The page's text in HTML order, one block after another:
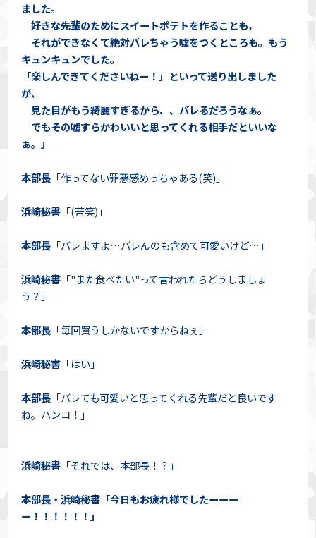
ました。
好きな先輩のためにスイートポテトを作ることも，
それができなくて絶対バレちゃう嘘をつくところも。もう
キュンキュンでした。
「楽しんできてくださいねー！」といって送り出しました
が、
見た目がもう綺麗すぎるから、、バレるだろうなぁ。
でもその嘘すらかわいいと思ってくれる相手だといいな
ぁ。」
本部長「作ってない罪悪感めっちゃある(笑)」
浜崎秘書「(苦笑)」
本部長「バレますよ…バレんのも含めて可愛いけど…」
浜崎秘書「"また食べたい"って言われたらどうしましょ
う？」
本部長「毎回買うしかないですからねぇ」
浜崎秘書「はい」
本部長「バレても可愛いと思ってくれる先輩だと良いです
ね。ハンコ！」
浜崎秘書「それでは、本部長！？」
本部長・浜崎秘書「今日もお疲れ様でしたーーー
ー！！！！！！」